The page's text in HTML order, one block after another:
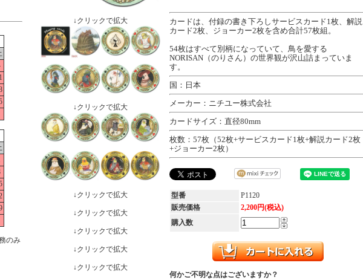
のみ
↓クリックで拡大
↓クリックで拡大
↓クリックで拡大
↓クリックで拡大
↓クリックで拡大
↓クリックで拡大
↓クリックで拡大
カードは、付録の書き下ろしサービスカード1枚、解説
カード2枚、ジョーカー2枚を含め合計57枚組。
54枚はすべて別柄になっていて、鳥を愛する
NORISAN（のりさん）の世界観が沢山詰まっていま
す。
国：日本
メーカー：ニチユー株式会社
カードサイズ：直径80mm
枚数：57枚（52枚+サービスカード1枚+解説カード2枚
+ジョーカー2枚）
型番
P1120
販売価格
2,200円(税込)
購入数
何かご不明な点はございますか？